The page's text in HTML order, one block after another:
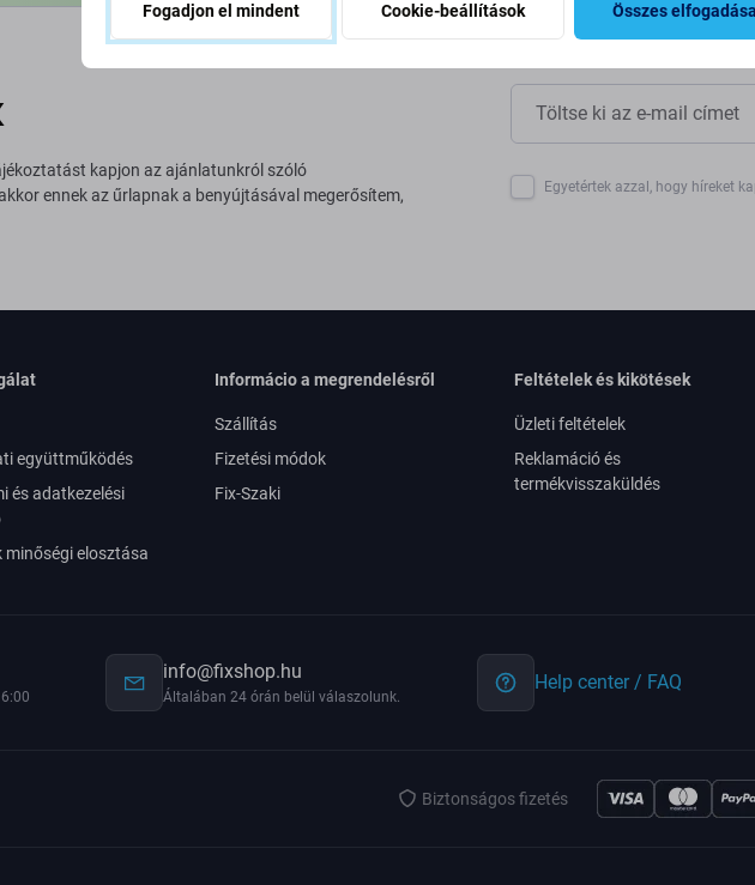
kapjon az ajánlatunkról szóló
ennek az űrlapnak a benyújtásával megerősítem,
Egyetértek azzal, hogy híreket
együttműködés
és adatkezelési
minőségi elosztása
Informácio a megrendelésről
Szállítás
Fizetési módok
Fix-Szaki
Feltételek és kikötések
Üzleti feltételek
Reklamáció és
termékvisszaküldés
info@fixshop.hu
Általában 24 órán belül válaszolunk.
Help center / FAQ
Biztonságos fizetés
Fogadjon el mindent Cookie-beállítások Összes elfogadása